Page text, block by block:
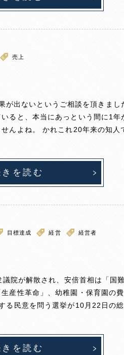
売上
出ないというご相談を頂きま
ると、本当にあっという間に1
んよね。 かれこれ20年来の知人
きを読む
目標達成 経営 経営者
院が解散され、安倍首相は「国
産性革命」、幼稚園・保育園の
る民意を問う選挙が10月22日
きを読む